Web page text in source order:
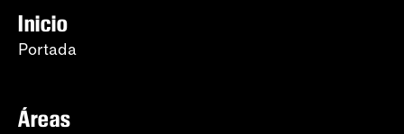
Inicio
Portada
Áreas